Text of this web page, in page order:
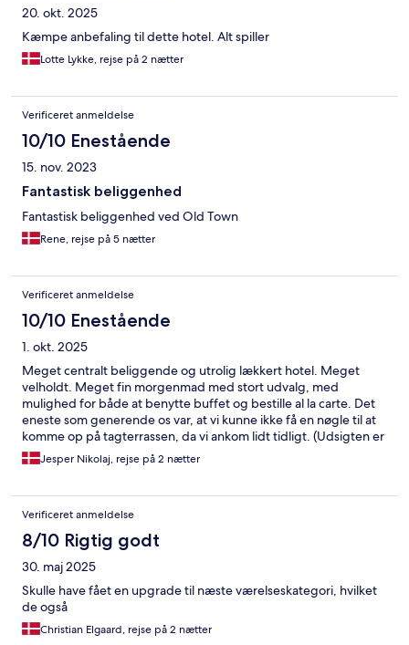
20. okt. 2025
Kæmpe anbefaling til dette hotel. Alt spiller
Lotte Lykke, rejse på 2 nætter
Verificeret anmeldelse
10/10 Enestående
15. nov. 2023
Fantastisk beliggenhed
Fantastisk beliggenhed ved Old Town
Rene, rejse på 5 nætter
Verificeret anmeldelse
10/10 Enestående
1. okt. 2025
Meget centralt beliggende og utrolig lækkert hotel. Meget
velholdt. Meget fin morgenmad med stort udvalg, med
mulighed for både at benytte buffet og bestille al la carte. Det
eneste som generende os var, at vi kunne ikke få en nøgle til at
komme op på tagterrassen, da vi ankom lidt tidligt. (Udsigten er
iøvrigt som på billedet). Desuden undrer det os, at der ingen
toiletbørster er på nogle af toiletterne i hele hotellet. Stadig ville
Jesper Nikolaj, rejse på 2 nætter
Verificeret anmeldelse
8/10 Rigtig godt
30. maj 2025
Skulle have fået en upgrade til næste værelseskategori, hvilket
de også
Christian Elgaard, rejse på 2 nætter